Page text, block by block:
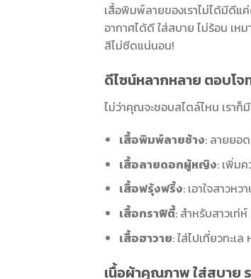
เสื้อพิมพ์ลายของเราไม่ได้มีดีแ
อากาศได้ดี ใส่สบาย ไม่ร้อน เ
สีไม่ซีดแน่นอน!
ดีไซน์หลากหลาย ตอบโ
ไม่ว่าคุณจะชอบสไตล์ไหน เราก็มี
เสื้อพิมพ์ลายช้าง: ลายยอ
เสื้อลายดอกผู้หญิง: เพิ่ม
เสื้อฟรุ้งฟริ้ง: เอาใจสาวห
เสื้อกราฟิตี้: สำหรับสาวเท่
เสื้อฮาวาย: ใส่ไปเที่ยวทะเ
เนื้อผ้าคุณภาพ ใส่สบาย